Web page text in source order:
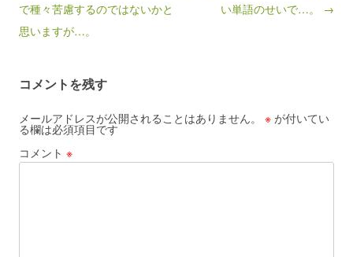
で種々苦慮するのではないかと
思いますが…。
い単語のせいで…。 →
コメントを残す
メールアドレスが公開されることはありません。 ※ が付いてい
る欄は必須項目です
コメント ※